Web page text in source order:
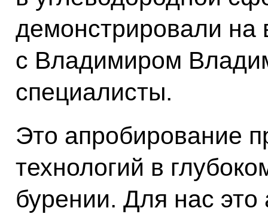
демонстрировали на
с Владимиром
специалисты.
Это апробирование
технологий в
бурении. Для нас это